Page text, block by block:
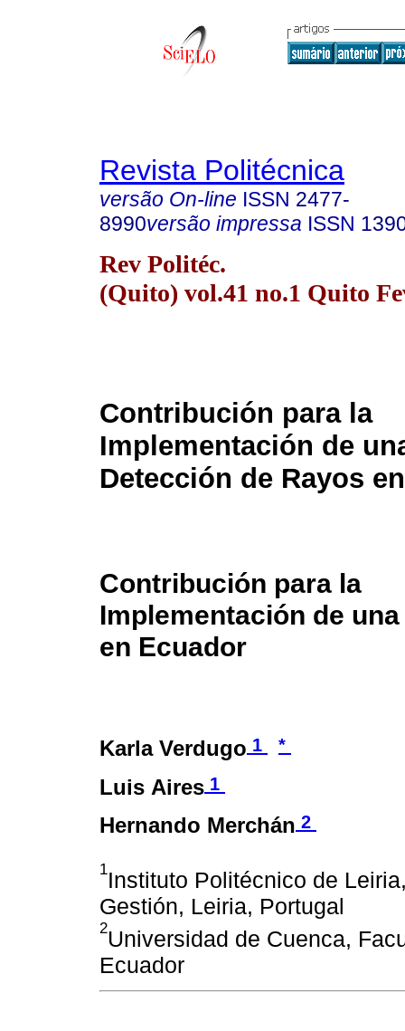
Revista Politécnica
versão On-line ISSN 2477-
8990versão impressa ISSN
Rev Politéc.
(Quito) vol.41 no.1 Quito
Contribución para la
Implementación de
Detección de Rayos
Contribución para la
Implementación de
en Ecuador
Karla Verdugo 1 *
Luis Aires 1
Hernando Merchán 2
1Instituto Politécnico de
Gestión, Leiria, Portugal
2Universidad de Cuenca,
Ecuador